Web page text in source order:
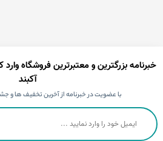
خبرنامه بزرگترین و معتبرترین فروشگاه
آکبند
با عضویت در خبرنامه از آخرین تخفیف ها و